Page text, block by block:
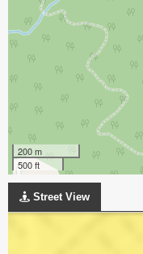
200 m
500 ft
Street View